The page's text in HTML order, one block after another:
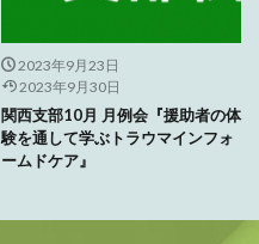
2023年9月23日
2023年9月30日
関西支部10月 月例会『援助者の体
験を通して学ぶトラウマインフォ
ームドケア』